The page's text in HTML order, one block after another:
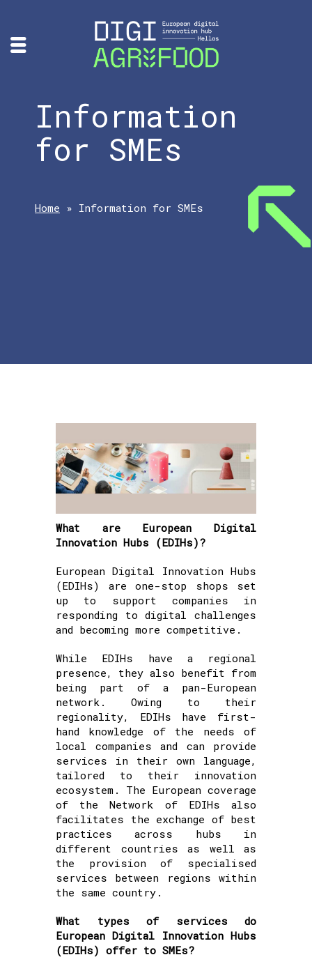
Information
for SMEs
Home » Information for SMEs
What are European Digital
Innovation Hubs (EDIHs)?
European Digital Innovation Hubs
(EDIHs) are one-stop shops set
up to support companies in
responding to digital challenges
and becoming more competitive.
While EDIHs have a regional
presence, they also benefit from
being part of a pan-European
network. Owing to their
regionality, EDIHs have first-
hand knowledge of the needs of
local companies and can provide
services in their own language,
tailored to their innovation
ecosystem. The European coverage
of the Network of EDIHs also
facilitates the exchange of best
practices across hubs in
different countries as well as
the provision of specialised
services between regions within
the same country.
What types of services do
European Digital Innovation Hubs
(EDIHs) offer to SMEs?